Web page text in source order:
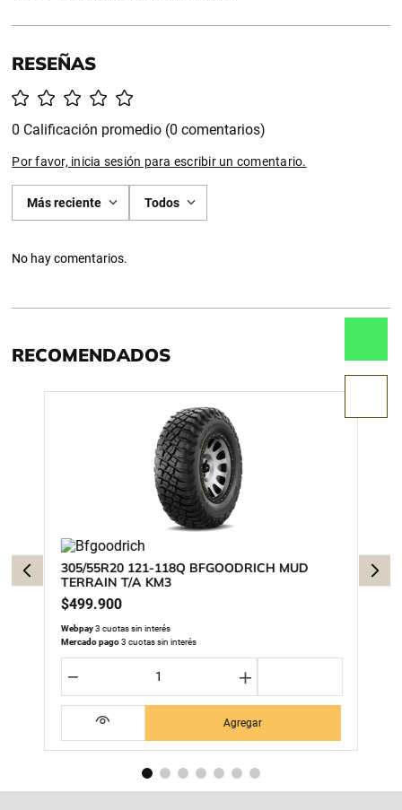
0 Calificación promedio (0 comentarios)
Por favor, inicia sesión para escribir un comentario.
Más reciente Todos
No hay comentarios.
RECOMENDADOS
305/55R20 121-118Q BFGOODRICH MUD
TERRAIN T/A KM3
$499.900
Webpay3 cuotas sin interés
Mercado pago3 cuotas sin interés
＋
－
Agregar